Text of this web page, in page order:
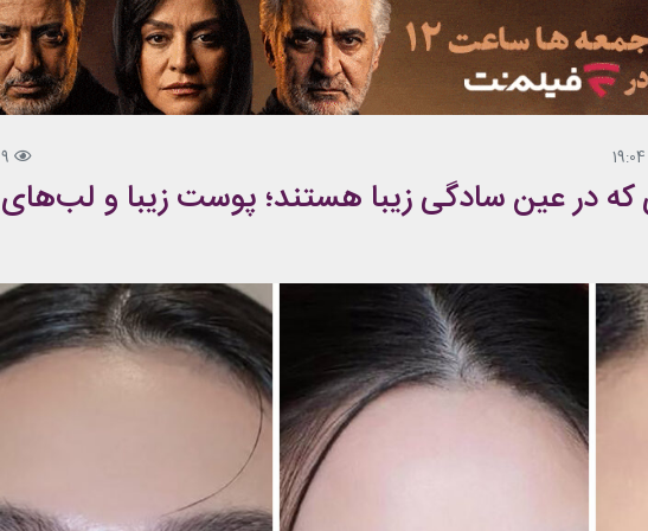
که در عین سادگی زیبا هستند؛ پوست زیبا و لب‌های